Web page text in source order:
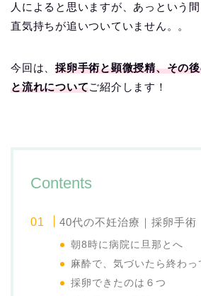
人によると思いますが、あっという
直気持ちが追いついていません。。
今回は、採卵手術と顕微授精、その
と流れについてご紹介します！
Contents
40代の不妊治療｜採卵手
朝8時に病院に旦那とへ
麻酔で、気づいたら終わっ
採卵できたのは６つ